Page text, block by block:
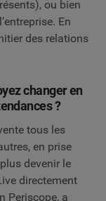
ou bien
En
des relations
changer en
?
tous les
en prise
devenir le
directement
Periscope, a